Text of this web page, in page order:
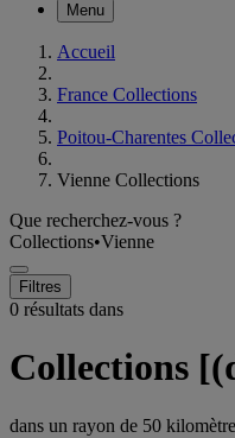
Menu
Accueil
France Collections
Poitou-Charentes
Vienne Collections
Que recherchez-vous ?
Collections•Vienne
Filtres
0 résultats dans
Collections
dans un rayon de 50